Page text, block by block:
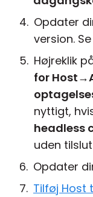
Opdater
version. Se
Højreklik
for Host→
nyttigt,
headless
uden
Opdater
Tilføj Host